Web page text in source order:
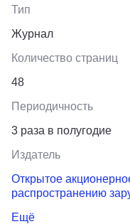
Тип
Журнал
Количество страниц
48
Периодичность
3 раза в полугодие
Издатель
Открытое
распространению
Ещё